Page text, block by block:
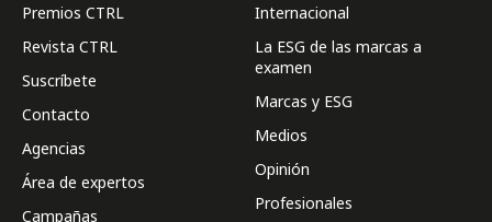
Premios CTRL
Revista CTRL
Suscríbete
Contacto
Agencias
Área de expertos
Campañas
Internacional
La ESG de las marcas a
examen
Marcas y ESG
Medios
Opinión
Profesionales